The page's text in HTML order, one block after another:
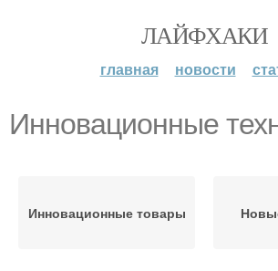
ЛАЙФХАКИ
главная новости
Инновационные
Инновационные товары